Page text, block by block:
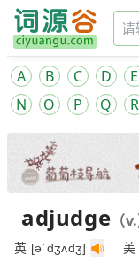
A B C D E
N
O P Q R
adjudge （v.
英 [əˈdʒʌdʒ] 美